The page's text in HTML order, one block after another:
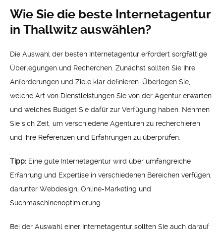
Wie Sie die beste Internetagentur
in Thallwitz auswählen?
Die Auswahl der besten Internetagentur erfordert sorgfältige
Überlegungen und Recherchen. Zunächst sollten Sie Ihre
Anforderungen und Ziele klar definieren. Überlegen Sie,
welche Art von Dienstleistungen Sie von der Agentur erwarten
und welches Budget Sie dafür zur Verfügung haben. Nehmen
Sie sich Zeit, um verschiedene Agenturen zu recherchieren
und ihre Referenzen und Erfahrungen zu überprüfen.
Tipp: Eine gute Internetagentur wird über umfangreiche
Erfahrung und Expertise in verschiedenen Bereichen verfügen,
darunter Webdesign, Online-Marketing und
Suchmaschinenoptimierung.
Bei der Auswahl einer Internetagentur sollten Sie auch darauf